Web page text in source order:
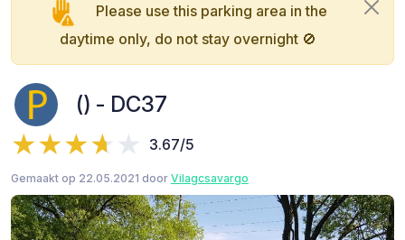
Please use this parking area in the
daytime only, do not stay overnight 🚫
() - DC37
3.67/5
Gemaakt op 22.05.2021 door Vilagcsavargo